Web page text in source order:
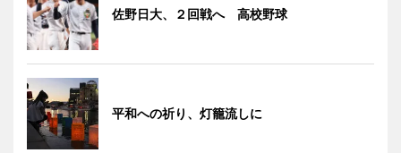
佐野日大、２回戦へ 高校野球
平和への祈り、灯籠流しに